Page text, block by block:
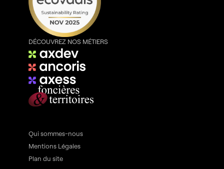
DÉCOUVREZ NOS MÉTIERS
Qui sommes-nous
Mentions Légales
Plan du site